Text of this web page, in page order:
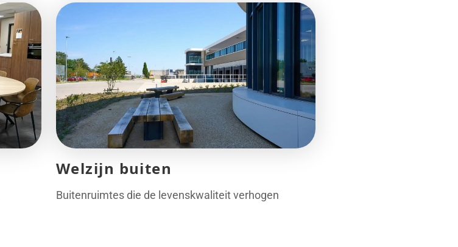
Welzijn buiten
Buitenruimtes die de levenskwaliteit verhogen